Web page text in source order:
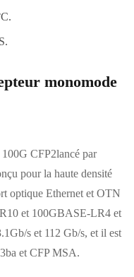
monomode
CFP2lancé par
pour la haute densité
optique Ethernet et OTN
et 100GBASE-LR4 et
s et 112 Gb/s, et il est
et CFP MSA.